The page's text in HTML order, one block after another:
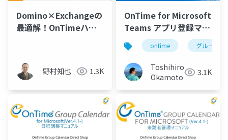
Domino×Exchangeの
最適解！OnTimeハイ
野村知也 1.3K
OnTime for Microsoft
Teams アプリ登録マニ
ュアルontime グループ
Toshihiro
Okamoto
3.1K